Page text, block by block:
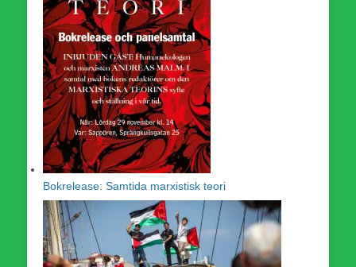
Bokrelease: Samtida marxistisk teori